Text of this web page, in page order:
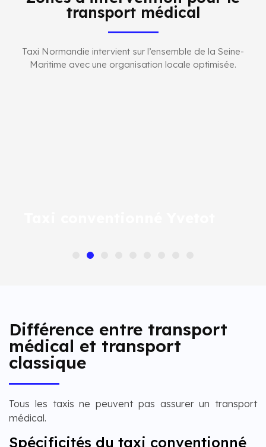
transport médical
Taxi Normandie intervient sur l’ensemble de la Seine-
Maritime avec une organisation locale optimisée.
Différence entre transport
médical et transport
classique
Tous les taxis ne peuvent pas assurer un transport
médical.
Spécificités du taxi conventionné